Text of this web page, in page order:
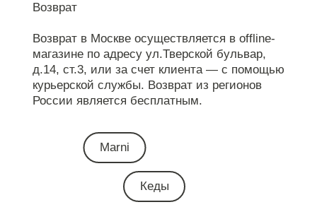
Возврат
Возврат в Москве осуществляется в offline-
магазине по адресу ул.Тверской бульвар,
д.14, ст.3, или за счет клиента — с помощью
курьерской службы. Возврат из регионов
России является бесплатным.
Marni
Кеды